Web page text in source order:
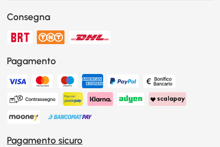
Consegna
Pagamento
Pagamento sicuro